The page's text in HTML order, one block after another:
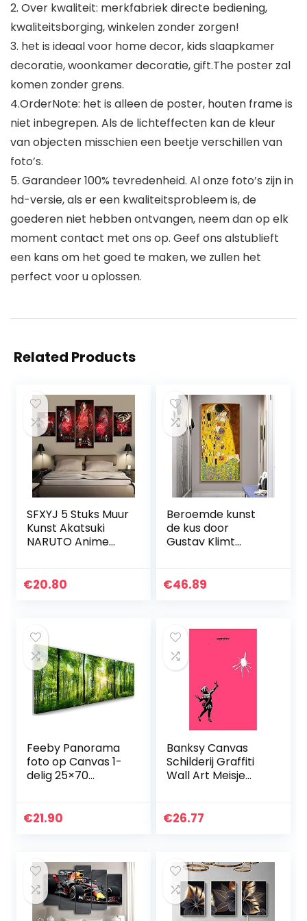
2. Over kwaliteit: merkfabriek directe bediening,
kwaliteitsborging, winkelen zonder zorgen!
3. het is ideaal voor home decor, kids slaapkamer
decoratie, woonkamer decoratie, gift.The poster zal
komen zonder grens.
4.OrderNote: het is alleen de poster, houten frame is
niet inbegrepen. Als de lichteffecten kan de kleur
van objecten misschien een beetje verschillen van
foto’s.
5. Garandeer 100% tevredenheid. Al onze foto’s zijn in
hd-versie, als er een kwaliteitsprobleem is, de
goederen niet hebben ontvangen, neem dan op elk
moment contact met ons op. Geef ons alstublieft
een kans om het goed te maken, we zullen het
perfect voor u oplossen.
Related Products
SFXYJ 5 Stuks Muur
Kunst Akatsuki
NARUTO Anime
Schilderijen Uchiha
€20.80
Beroemde kunst
de kus door
Gustav Klimt
en prints
€46.89
Feeby Panorama
foto op Canvas 1-
delig 25×70
Langwerpig
€21.90
Banksy Canvas
Schilderij Graffiti
Wall Art Meisje
voor Woonkamer
€26.77